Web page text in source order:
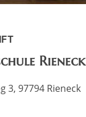
Rieneck
3, 97794 Rieneck